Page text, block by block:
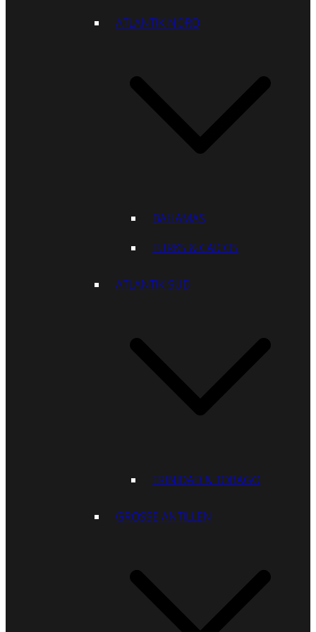
ATLANTIK-NORD
BAHAMAS
TURKS & CAICOS
ATLANTIK-SÜD
TRINIDAD & TOBAGO
GROSSE ANTILLEN